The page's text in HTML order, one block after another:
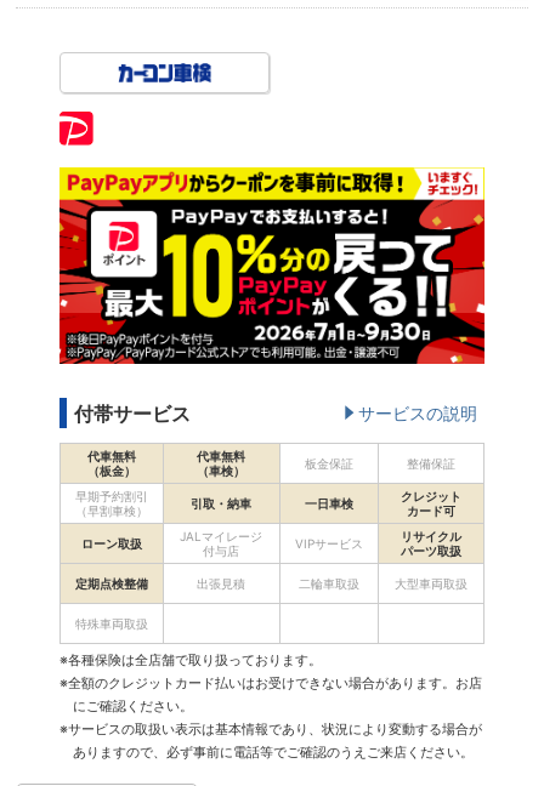
付帯サービス サービスの説明
代車無料
（板金）
代車無料
（車検）
板金保証 整備保証
早期予約割引
（早割車検）
引取・納車 一日車検
クレジット
カード可
ローン取扱
JALマイレージ
付与店
VIPサービス
リサイクル
パーツ取扱
定期点検整備 出張見積 二輪車取扱 大型車両取扱
特殊車両取扱
※各種保険は全店舗で取り扱っております。
※全額のクレジットカード払いはお受けできない場合があります。お店
にご確認ください。
※サービスの取扱い表示は基本情報であり、状況により変動する場合が
ありますので、必ず事前に電話等でご確認のうえご来店ください。